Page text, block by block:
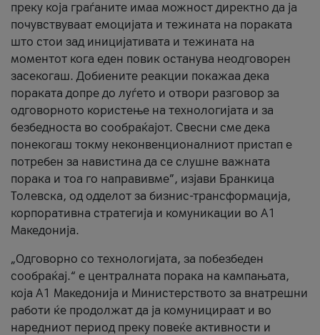
преку која граѓаните имаа можност директно да ја
почувствуваат емоцијата и тежината на пораката
што стои зад иницијативата и тежината на
моментот кога еден повик останува неодговорен
засекогаш. Добиените реакции покажаа дека
пораката допре до луѓето и отвори разговор за
одговорното користење на технологијата и за
безбедноста во сообраќајот. Свесни сме дека
понекогаш токму неконвенционалниот пристап е
потребен за навистина да се слушне важната
порака и тоа го направивме”, изјави Бранкица
Толевска, од одделот за бизнис-трансформација,
корпоративна стратегија и комуникации во А1
Македонија.
„Одговорно со технологијата, за побезбеден
сообраќај.“ е централната порака на кампањата,
која A1 Македонија и Министерството за внатрешни
работи ќе продолжат да ја комуницираат и во
наредниот период преку повеќе активности и